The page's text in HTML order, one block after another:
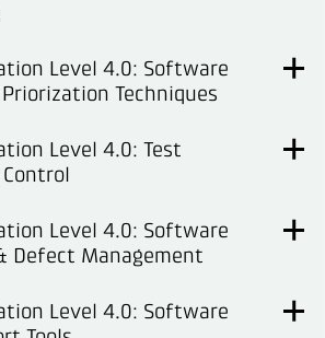
Level 4.0: Software
Techniques
Level 4.0: Test
Level 4.0: Software
Defect Management
Level 4.0: Software